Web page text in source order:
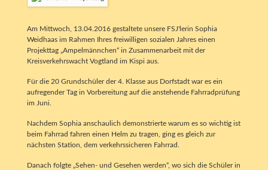
Am Mittwoch, 13.04.2016 gestaltete unsere FSJ'lerin Sophia
Weidhaas im Rahmen Ihres freiwilligen sozialen Jahres einen
Projekttag „Ampelmännchen“ in Zusammenarbeit mit der
Kreisverkehrswacht Vogtland im Kispi aus.
Für die 20 Grundschüler der 4. Klasse aus Dorfstadt war es ein
aufregender Tag in Vorbereitung auf die anstehende Fahrradprüfung
im Juni.
Nachdem Sophia anschaulich demonstrierte warum es so wichtig ist
beim Fahrrad fahren einen Helm zu tragen, ging es gleich zur
nächsten Station, dem verkehrssicheren Fahrrad.
Danach folgte „Sehen- und Gesehen werden“, wo sich die Schüler in